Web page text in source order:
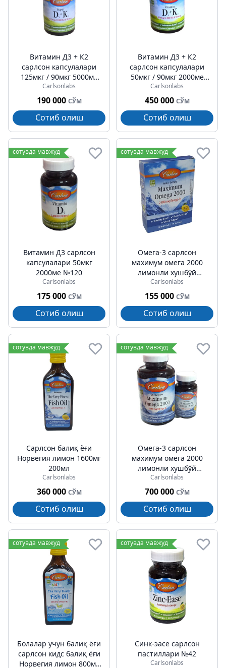
Витамин Д3 + К2
cарлсон капсулалари
125мкг / 90мкг 5000ме
№45
Carlsonlabs
190 000 СЎМ
Сотиб олиш
Витамин Д3 + К2
cарлсон капсулалари
50мкг / 90мкг 2000ме
№120
Carlsonlabs
450 000 СЎМ
Сотиб олиш
сотувда мавжуд
Витамин Д3 cарлсон
капсулалари 50мкг
2000ме №120
Carlsonlabs
175 000 СЎМ
Сотиб олиш
сотувда мавжуд
Омега-3 cарлсон
махимум омега 2000
лимонли хушбўй
капсулалар № 30
Carlsonlabs
155 000 СЎМ
Сотиб олиш
сотувда мавжуд
Cарлсон балиқ ёғи
Норвегия лимон 1600мг
200мл
Carlsonlabs
360 000 СЎМ
Сотиб олиш
сотувда мавжуд
Омега-3 cарлсон
махимум омега 2000
лимонли хушбўй
капсулалар № 90
Carlsonlabs
700 000 СЎМ
Сотиб олиш
сотувда мавжуд
Болалар учун балиқ ёғи
cарлсон кидс балиқ ёғи
Норвегия лимон 800мг
сотувда мавжуд
Синк-эасе cарлсон
пастиллари №42
Carlsonlabs